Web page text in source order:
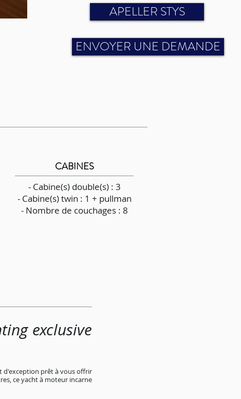
APELLER STYS
ENVOYER UNE DEMANDE
CABINES
- Cabine(s) double(s) : 3
- Cabine(s) twin : 1 + pullman
- Nombre de couchages : 8
exclusive
d'exception prêt à vous offrir
ce yacht à moteur incarne